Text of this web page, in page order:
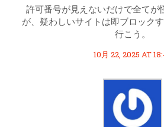
許可番号が見えないだけで全てが
が、疑わしいサイトは即ブロック
行こう。
10月 22, 2025 AT